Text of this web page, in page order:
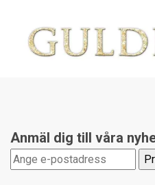
Anmäl dig till våra